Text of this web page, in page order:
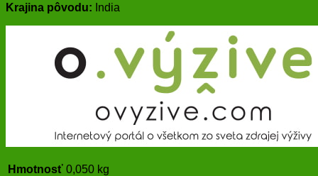
Krajina pôvodu: India
Hmotnosť 0,050 kg